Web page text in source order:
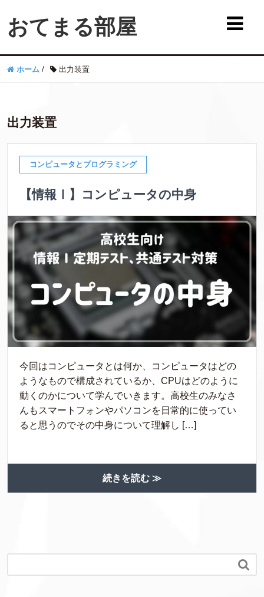
おてまる部屋
ホーム / 出力装置
出力装置
コンピュータとプログラミング
【情報Ⅰ】コンピュータの中身
今回はコンピュータとは何か、コンピュータはどの
ようなもので構成されているか、CPUはどのように
動くのかについて学んでいきます。高校生のみなさ
んもスマートフォンやパソコンを日常的に使ってい
ると思うのでその中身について理解し […]
続きを読む ≫
